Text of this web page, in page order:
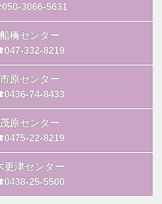
3066-5631
船橋センター
332-8219
市原センター
74-8433
茂原センター
22-8219
更津センター
25-5500